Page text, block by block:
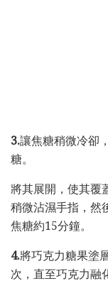
3.讓焦糖稍微冷卻
糖。
將其展開，使其覆
稍微沾濕手指，然
焦糖約15分鐘。
4.將巧克力糖果塗
次，直至巧克力融